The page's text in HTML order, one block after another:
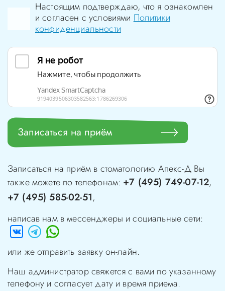
Настоящим подтверждаю, что я ознакомлен
и согласен с условиямиПолитики
конфиденциальности
Записаться на приём
Записаться на приём в стоматологию Апекс-ДВы
также можете по телефонам: +7 (495) 749-07-12,
+7 (495) 585-02-51,
написав нам в мессенджеры и социальные сети:
или же отправить заявку он-лайн.
Наш администратор свяжется с вами по указанному
телефону и согласует дату и время приема.